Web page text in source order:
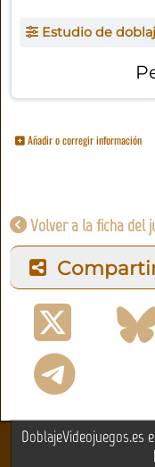
Estudio de
Añadir o corregir información
Volver a la ficha del
DoblajeVideojuegos.es